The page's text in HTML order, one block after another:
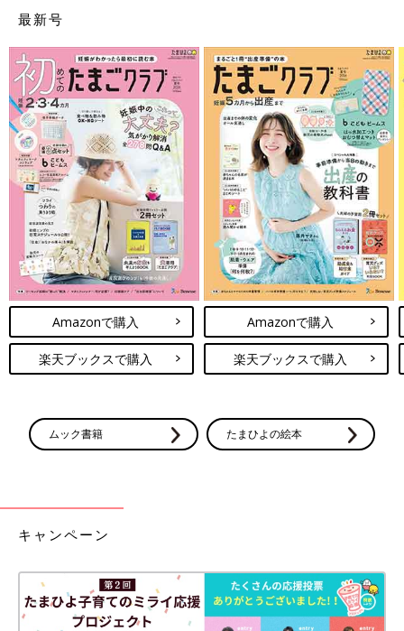
最新号
Amazonで購入
楽天ブックスで購入
Amazonで購入
楽天ブックスで購入
ムック書籍 たまひよの絵本
キャンペーン